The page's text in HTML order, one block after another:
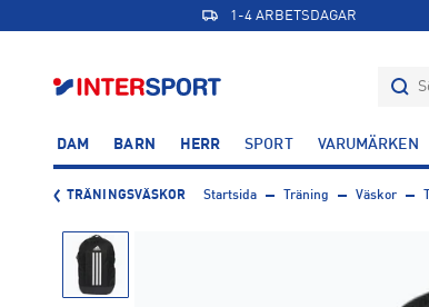
1-4 ARBETSDAGAR
DAM BARN HERR SPORT VARUMÄRKEN
TRÄNINGSVÄSKOR Startsida Träning Väskor